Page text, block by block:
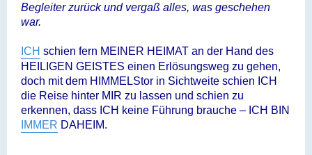
Begleiter zurück und vergaß alles, was geschehen
war.
ICH schien fern MEINER HEIMAT an der Hand des
HEILIGEN GEISTES einen Erlösungsweg zu gehen,
doch mit dem HIMMELStor in Sichtweite schien ICH
die Reise hinter MIR zu lassen und schien zu
erkennen, dass ICH keine Führung brauche – ICH BIN
IMMER DAHEIM.